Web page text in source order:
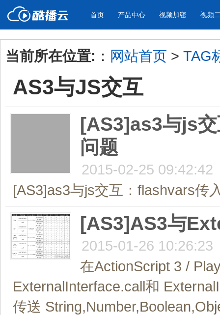
首页 产品中心
产品与新功能
视频加密防下载防录屏
防下载/防盗录/防录屏/防篡改
帮助企业视频
视频加密 视频
应用场景
企业宣传
为个人网站、博客论坛，添加视频
年会节目
当前所在位置: ： 网站首页 > TAG
AS3与JS交互
[AS3]as3与js
问题
2015-02-25 09:42:42
[AS3]as3与js交互：flashvars传
[AS3]AS3与
2015-01-26 10:26:23
在ActionScript 3 /
ExternalInterface.call和
传送